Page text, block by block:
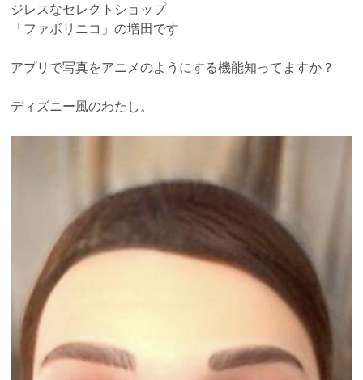
ジレスなセレクトショップ
「ファボリニコ」の増田です
アプリで写真をアニメのようにする機能知ってますか？
ディズニー風のわたし。